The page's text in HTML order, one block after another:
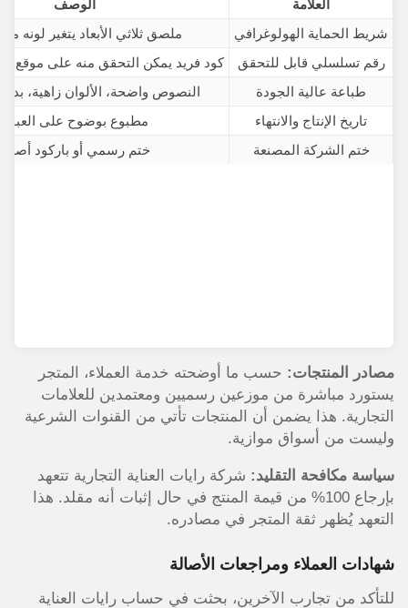
العلامة
الوصف
شريط الحماية الهولوغرافي
ملصق ثلاثي الأبعاد يتغير لونه
رقم تسلسلي قابل للتحقق
كود فريد يمكن التحقق منه على موقع
طباعة عالية الجودة
النصوص واضحة، الألوان زاهية،
تاريخ الإنتاج والانتهاء
مطبوع بوضوح على العبوة
ختم الشركة المصنعة
ختم رسمي أو باركود أصلي
مصادر المنتجات: حسب ما أوضحته خدمة العملاء، المتجر
يستورد مباشرة من موزعين رسميين ومعتمدين للعلامات
التجارية. هذا يضمن أن المنتجات تأتي من القنوات الشرعية
وليست من أسواق موازية.
سياسة مكافحة التقليد: شركة رايات العناية التجارية تتعهد
بإرجاع 100% من قيمة المنتج في حال إثبات أنه مقلد. هذا
التعهد يُظهر ثقة المتجر في مصادره.
شهادات العملاء ومراجعات الأصالة
للتأكد من تجارب الآخرين، بحثت في حساب رايات العناية